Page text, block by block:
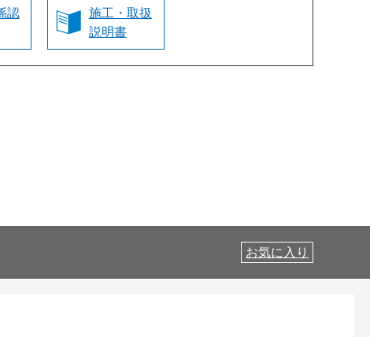
認
施工・取扱
説明書
お気に入り